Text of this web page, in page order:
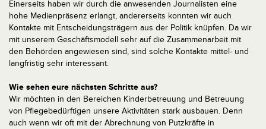
Einerseits haben wir durch die anwesenden Journalisten eine
hohe Medienpräsenz erlangt, andererseits konnten wir auch
Kontakte mit Entscheidungsträgern aus der Politik knüpfen. Da wir
mit unserem Geschäftsmodell sehr auf die Zusammenarbeit mit
den Behörden angewiesen sind, sind solche Kontakte mittel- und
langfristig sehr interessant.
Wie sehen eure nächsten Schritte aus?
Wir möchten in den Bereichen Kinderbetreuung und Betreuung
von Pflegebedürftigen unsere Aktivitäten stark ausbauen. Denn
auch wenn wir oft mit der Abrechnung von Putzkräfte in